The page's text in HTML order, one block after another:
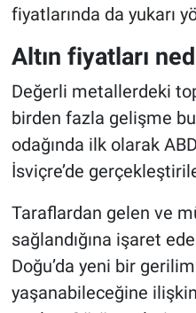
fiyatlarında da yukarı
Altın fiyatları
Değerli metallerdeki
birden fazla gelişme
odağında ilk olarak
İsviçre’de
Taraflardan gelen ve
sağlandığına işaret
Doğu’da yeni bir
yaşanabileceğine